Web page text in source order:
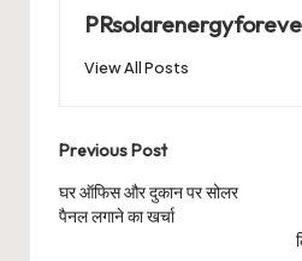
View All Posts
Post
navigation
Previous Post
घर ऑफिस और दुकान पर सोलर
पैनल लगाने का खर्चा